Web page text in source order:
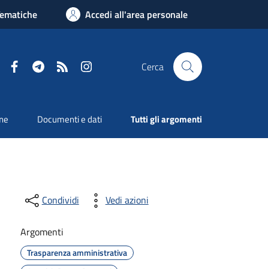
Accedi all'area personale
FacebookTelegramRSS Cerca
Documenti e dati Tutti gli argomenti
Condividi Vedi azioni
Argomenti
Trasparenza amministrativa